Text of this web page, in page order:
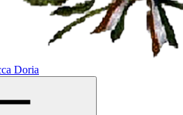
Doria